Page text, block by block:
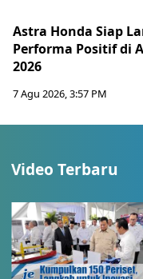
Astra Honda Siap
Performa Positif di
2026
7 Agu 2026, 3:57 PM
Video Terbaru